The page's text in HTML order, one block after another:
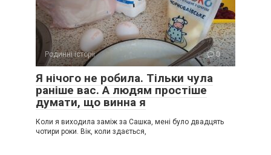
Родинні історії 0
Я нічого не робила. Тільки чула
раніше вас. А людям простіше
думати, що винна я
Коли я виходила заміж за Сашка, мені було двадцять
чотири роки. Вік, коли здається,